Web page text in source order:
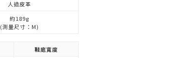
人造皮革
約189g
(測量尺寸：M)
鞋底寬度